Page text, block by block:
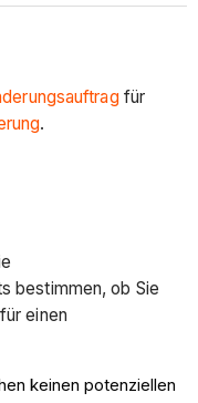
für
.
bestimmen, ob Sie
einen
keinen potenziellen